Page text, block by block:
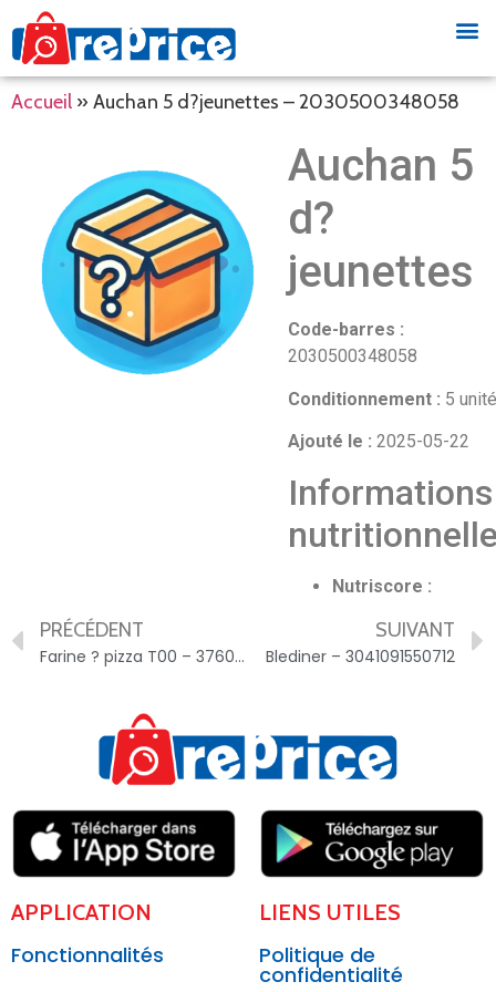
Accueil » Auchan 5 d?jeunettes – 2030500348058
Auchan 5
d?
jeunettes
Code-barres :
2030500348058
Conditionnement : 5 unité
Ajouté le : 2025-05-22
Informations
Nutriscore :
PRÉCÉDENT
Farine ? pizza T00 – 3760130560580
SUIVANT
Blediner – 3041091550712
APPLICATION
Fonctionnalités
LIENS UTILES
Politique de
confidentialité